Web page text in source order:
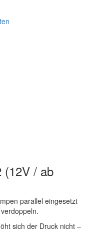
(12V / ab
parallel eingesetzt
sich der Druck nicht –